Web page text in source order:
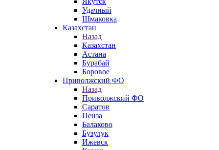
Удачный
Шмаковка
Казахстан
Назад
Казахстан
Астана
Бурабай
Боровое
Приволжский ФО
Назад
Приволжский ФО
Саратов
Пенза
Балаково
Бузулук
Ижевск